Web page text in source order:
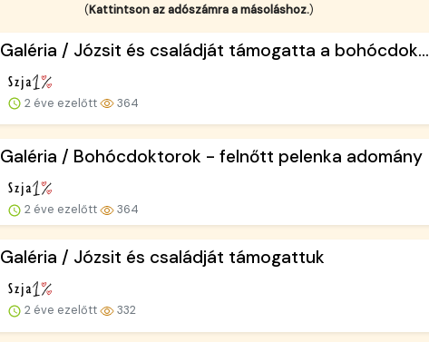
(Kattintson az adószámra a másoláshoz.)
Galéria / Józsit és családját támogatta a bohócdok...
2 éve ezelőtt 364
Galéria / Bohócdoktorok - felnőtt pelenka adomány
2 éve ezelőtt 364
Galéria / Józsit és családját támogattuk
2 éve ezelőtt 332